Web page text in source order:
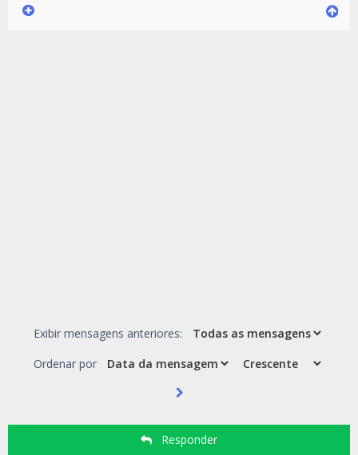
Exibir mensagens anteriores:
Ordenar por
Responder